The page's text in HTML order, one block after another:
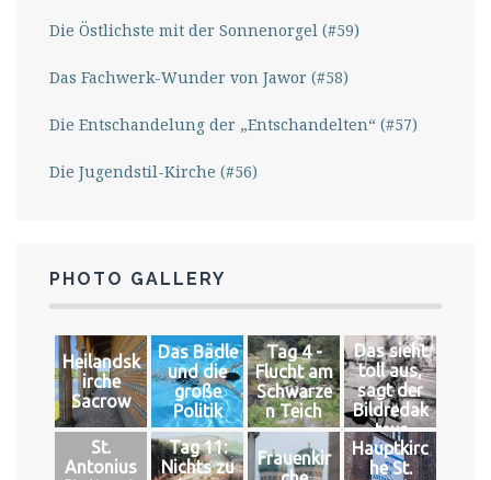
Die Östlichste mit der Sonnenorgel (#59)
Das Fachwerk-Wunder von Jawor (#58)
Die Entschandelung der „Entschandelten“ (#57)
Die Jugendstil-Kirche (#56)
PHOTO GALLERY
Heilandsk
irche
Sacrow
Das Bädle
und die
große
Politik
Tag 4 -
Flucht am
Schwarze
n Teich
Das sieht
toll aus,
sagt der
Bildredak
teur
St.
Antonius
Tag 11:
Nichts zu
Frauenkir
Hauptkirc
he St.